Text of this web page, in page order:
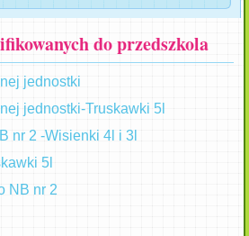
do przedszkola
jednostki
jednostki-Truskawki 5l
nr 2 -Wisienki 4l i 3l
5l
NB nr 2